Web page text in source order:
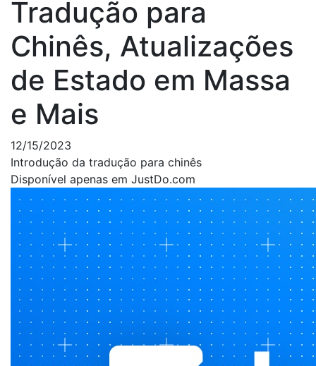
Tradução para
Chinês, Atualizações
de Estado em Massa
e Mais
12/15/2023
Introdução da tradução para chinês
Disponível apenas em JustDo.com